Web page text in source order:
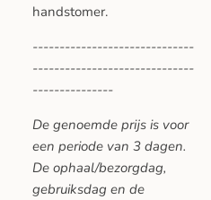
handstomer.
------------------------------
------------------------------
---------------
De genoemde prijs is voor
een periode van 3 dagen.
De ophaal/bezorgdag,
gebruiksdag en de